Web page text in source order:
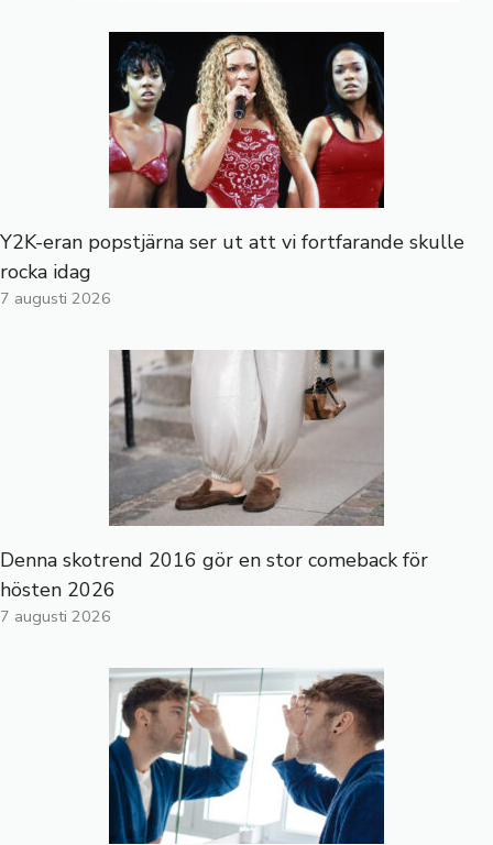
Y2K-eran popstjärna ser ut att vi fortfarande skulle
rocka idag
7 augusti 2026
Denna skotrend 2016 gör en stor comeback för
hösten 2026
7 augusti 2026